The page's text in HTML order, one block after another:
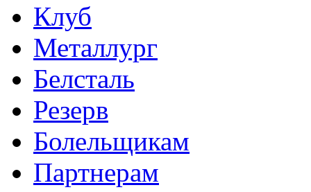
Клуб
Металлург
Белсталь
Резерв
Болельщикам
Партнерам